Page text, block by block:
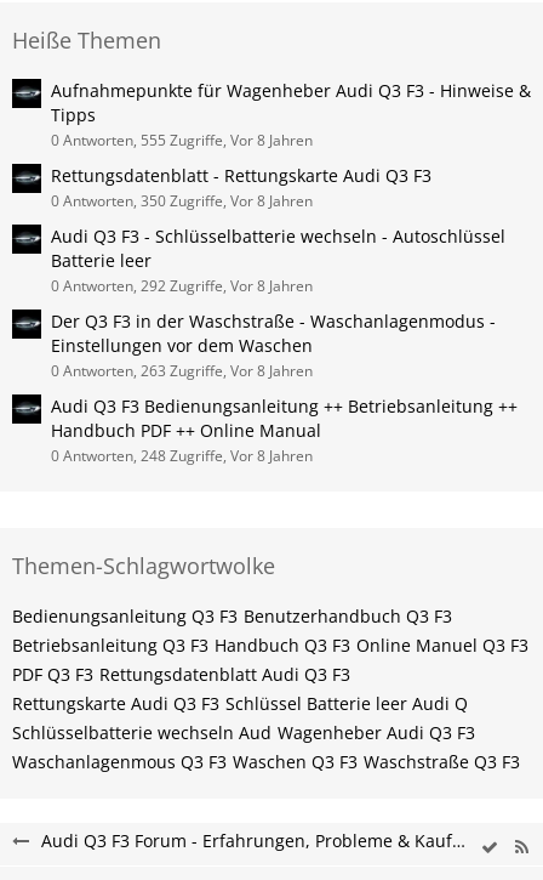
Heiße Themen
Aufnahmepunkte für Wagenheber Audi Q3 F3 - Hinweise &
Tipps
0 Antworten, 555 Zugriffe, Vor 8 Jahren
Rettungsdatenblatt - Rettungskarte Audi Q3 F3
0 Antworten, 350 Zugriffe, Vor 8 Jahren
Audi Q3 F3 - Schlüsselbatterie wechseln - Autoschlüssel
Batterie leer
0 Antworten, 292 Zugriffe, Vor 8 Jahren
Der Q3 F3 in der Waschstraße - Waschanlagenmodus -
Einstellungen vor dem Waschen
0 Antworten, 263 Zugriffe, Vor 8 Jahren
Audi ​Q3 F3 Bedienungsanleitung ++ Betriebsanleitung ++
Handbuch PDF ++ Online Manual
0 Antworten, 248 Zugriffe, Vor 8 Jahren
Themen-Schlagwortwolke
Bedienungsanleitung Q3 F3 Benutzerhandbuch Q3 F3
Betriebsanleitung Q3 F3 Handbuch Q3 F3 Online Manuel Q3 F3
PDF Q3 F3 Rettungsdatenblatt Audi Q3 F3
Rettungskarte Audi Q3 F3 Schlüssel Batterie leer Audi Q
Schlüsselbatterie wechseln Aud Wagenheber Audi Q3 F3
Waschanlagenmous Q3 F3 Waschen Q3 F3 Waschstraße Q3 F3
Audi Q3 F3 Forum - Erfahrungen, Probleme & Kaufberatung